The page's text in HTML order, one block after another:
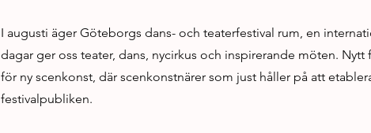
I augusti äger Göteborgs dans- och teaterfestival rum, en
dagar ger oss teater, dans, nycirkus och inspirerande möten. Nytt
för ny scenkonst, där scenkonstnärer som just håller på att
festivalpubliken.